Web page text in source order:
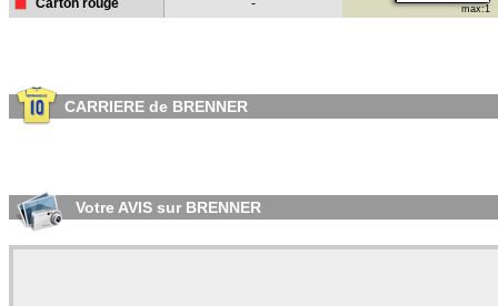
Carton rouge - max:1
CARRIERE de BRENNER
Votre AVIS sur BRENNER